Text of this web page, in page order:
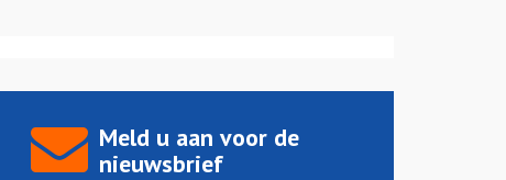
Meld u aan voor de
nieuwsbrief